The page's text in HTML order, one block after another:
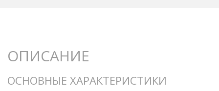
ОПИСАНИЕ
ОСНОВНЫЕ ХАРАКТЕРИСТИКИ